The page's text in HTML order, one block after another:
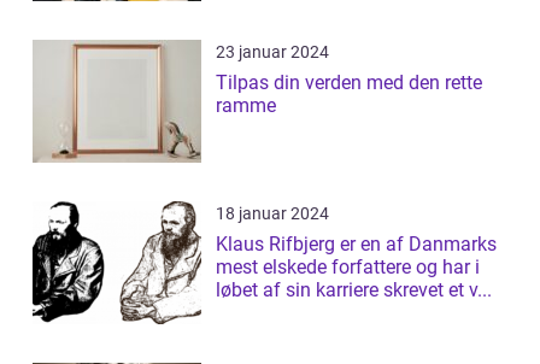
23 januar 2024
Tilpas din verden med den rette
ramme
18 januar 2024
Klaus Rifbjerg er en af Danmarks
mest elskede forfattere og har i
løbet af sin karriere skrevet et v...